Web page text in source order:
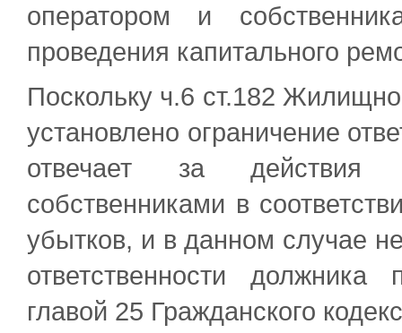
оператором и
проведения капитального
Поскольку ч.6 ст.182
установлено ограничение
отвечает за действия
собственниками в
убытков, и в данном случае
ответственности должника
главой 25 Гражданского